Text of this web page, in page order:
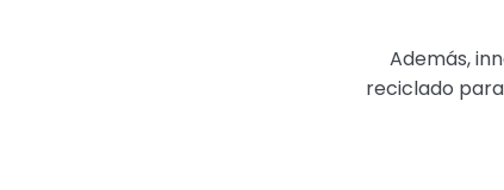
Además,
reciclado